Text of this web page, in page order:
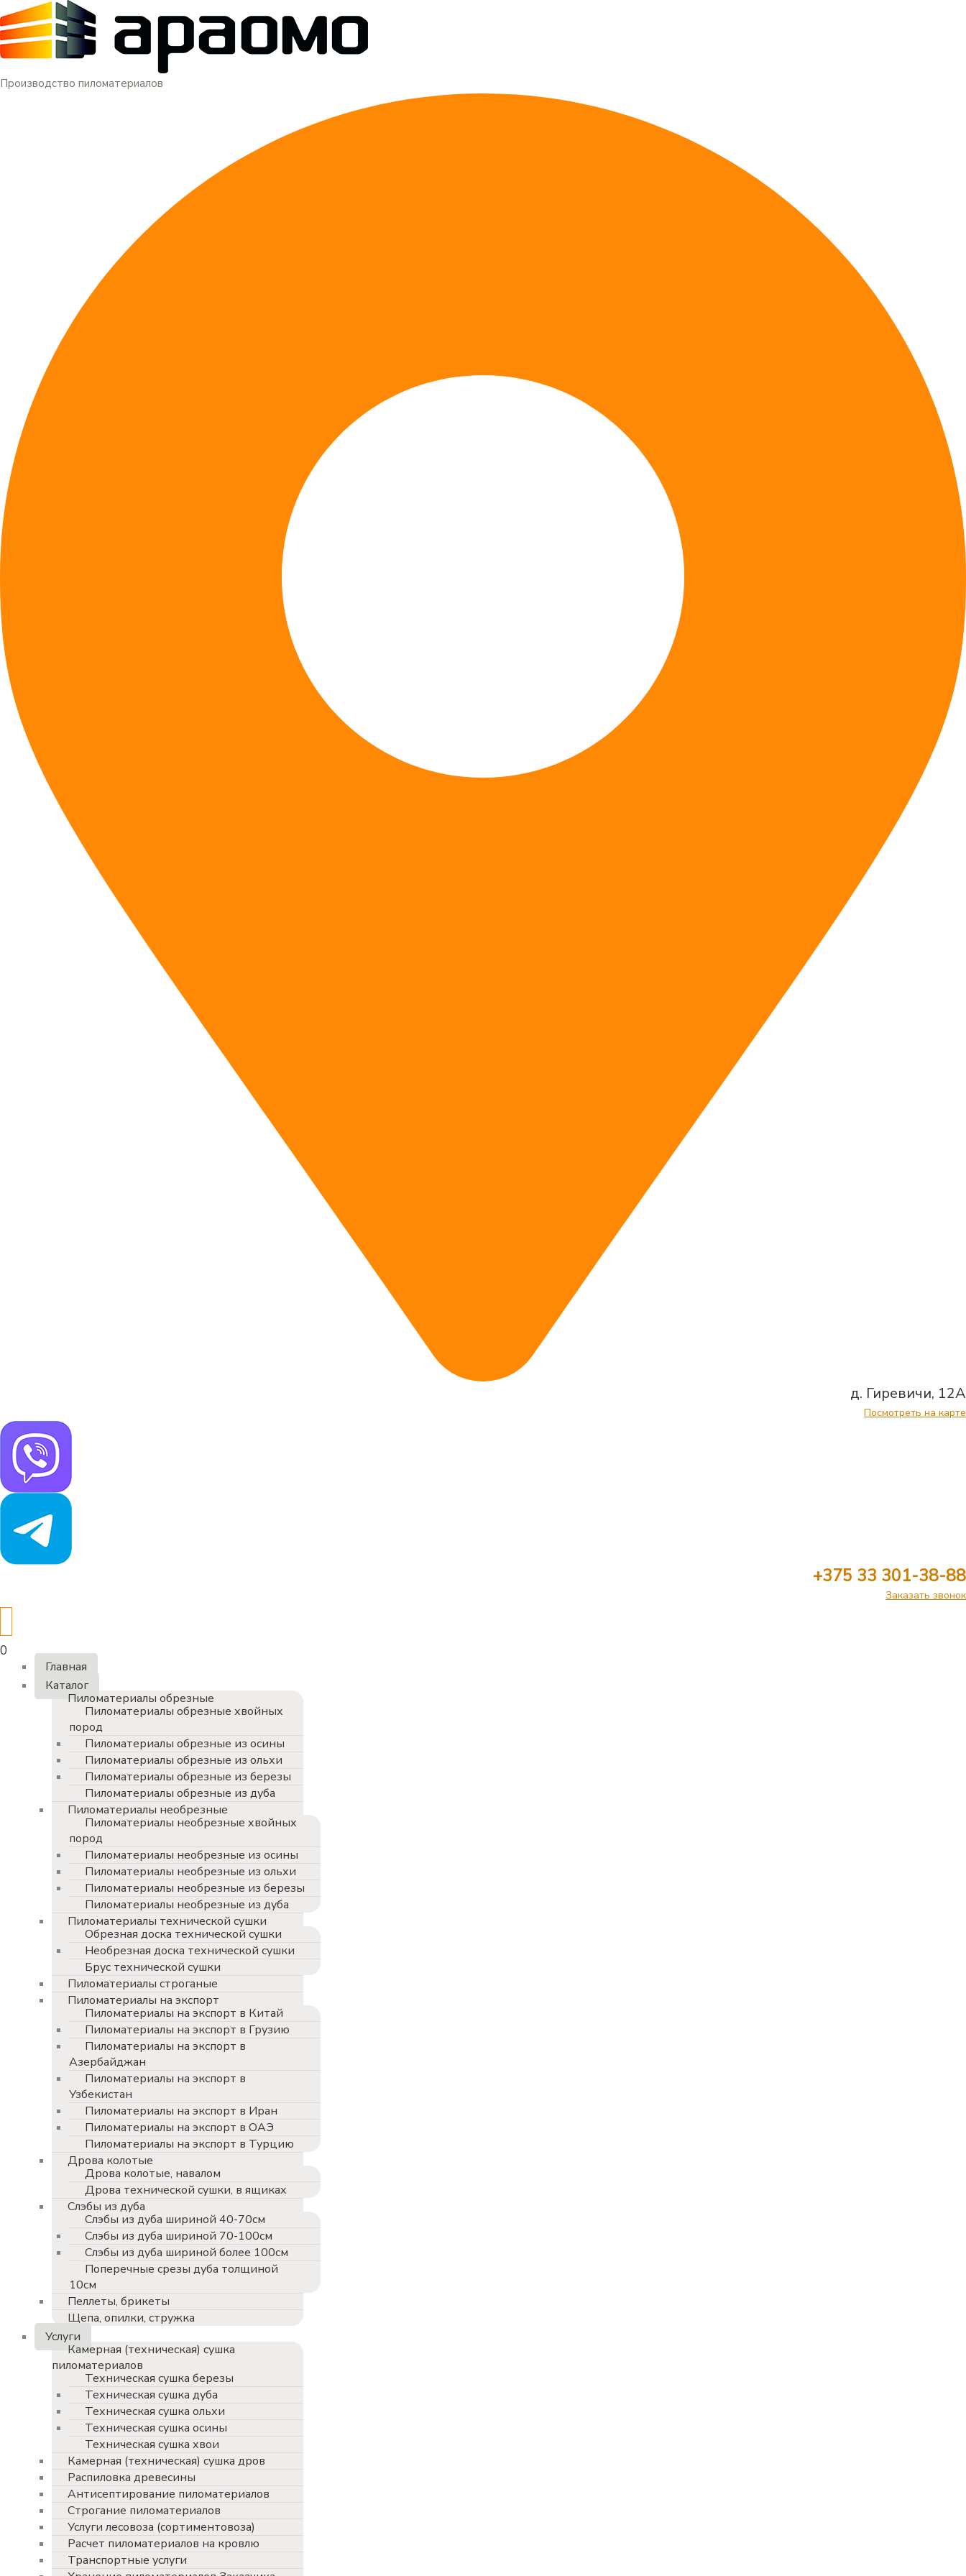
Производство пиломатериалов
д. Гиревичи, 12А
Посмотреть на карте
+375 33 301-38-88
Заказать звонок
0
Меню
Главная
Каталог
Пиломатериалы обрезные
Пиломатериалы обрезные хвойных
пород
Пиломатериалы обрезные из осины
Пиломатериалы обрезные из ольхи
Пиломатериалы обрезные из березы
Пиломатериалы обрезные из дуба
Пиломатериалы необрезные
Пиломатериалы необрезные хвойных
пород
Пиломатериалы необрезные из осины
Пиломатериалы необрезные из ольхи
Пиломатериалы необрезные из березы
Пиломатериалы необрезные из дуба
Пиломатериалы технической сушки
Обрезная доска технической сушки
Необрезная доска технической сушки
Брус технической сушки
Пиломатериалы строганые
Пиломатериалы на экспорт
Пиломатериалы на экспорт в Китай
Пиломатериалы на экспорт в Грузию
Пиломатериалы на экспорт в
Азербайджан
Пиломатериалы на экспорт в
Узбекистан
Пиломатериалы на экспорт в Иран
Пиломатериалы на экспорт в ОАЭ
Пиломатериалы на экспорт в Турцию
Дрова колотые
Дрова колотые, навалом
Дрова технической сушки, в ящиках
Слэбы из дуба
Слэбы из дуба шириной 40-70см
Слэбы из дуба шириной 70-100см
Слэбы из дуба шириной более 100см
Поперечные срезы дуба толщиной
10см
Пеллеты, брикеты
Щепа, опилки, стружка
Услуги
Камерная (техническая) сушка
пиломатериалов
Техническая сушка березы
Техническая сушка дуба
Техническая сушка ольхи
Техническая сушка осины
Техническая сушка хвои
Камерная (техническая) сушка дров
Распиловка древесины
Антисептирование пиломатериалов
Строгание пиломатериалов
Услуги лесовоза (сортиментовоза)
Расчет пиломатериалов на кровлю
Транспортные услуги
Перейти
к
содержимому